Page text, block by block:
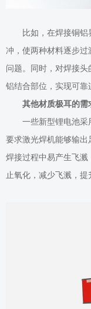
比如，在焊接铜
冲，使两种材料逐步
问题。同时，对焊接
铝结合部位，实现可靠
其他材质极耳的需
一些新型锂电池采
要求激光焊机能够输
焊接过程中易产生飞溅
止氧化，减少飞溅，提